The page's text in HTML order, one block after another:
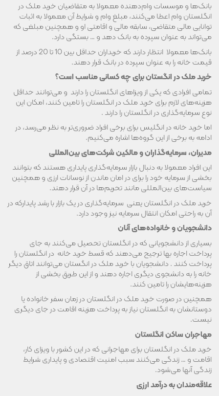
بانک‌ها و موسسات وام‌دهنده معمولا به متقاضیان خرید ملک در
انگلستان وام اعطا می‌کنند، مبلغ وام و شرایط آن معمولا به اثبات
توانایی مالی متقاضی، سابقه مالی و اقامتی او و همچنین مبلغی که
می‌تواند به عنوان سپرده به بانک دهد و … بستگی دارد.
بانک‌ها معمولا انتظار دارند که خریداران حداقل بین 10 تا 20 درصد از
قیمت خانه را به عنوان سپرده در بانک قرار دهند.
خرید ملک در انگستان برای چه کسانی مناسب است؟
تمامی افرادی که یکی از ویزاهای انگلستان را دارند و می‌توانند حداقل
هزینه‌های لازم برای خرید ملک در انگلستان را تامین کنند، امکان این
نوع سرمایه‌گذاری در انگلستان را دارند .
اما خرید خانه در انگلیس برای برخی افراد ضروری‌تر به نظر می‌رسد، در
ادامه به برخی از این گروه‌ها اشاره می‌کنیم.
مدیران، سرمایه‌گذاران و مالکین شرکت‌های بین‌المللی
این افراد معمولا به دنبال بازار سرمایه‌گذاری پایداری هستند که بتوانند
بخشی از سرمایه خود را برای در امان ماندن از نوسانات ارزی و همچنین
سیاست‌های بین‌المللی مانند تحریم‌ها در آن قرار دهند.
خرید ملک در انگلستان یعنی سرمایه‌گذاری در یک بازار با رشد پایدارکه در
آن به راحتی امکان انتقال سرمایه نیز وجود دارد.
دانشجویان و خانواده‌های آنان
بسیاری از دانشجویانی که در انگلستان تحصیل می‌کنند به جای
پرداخت اجاره بها ترجیح می‌دهند که قسط خرید خانه در انگلستان را
پرداخت کنند . دانشجویان با خرید ملک در انگستان می‌توانند اتاق دیگر
خانه را به دانشجوی دیگری اجاره دهند و از این طریق بخشی از
هزینه‌هایشان را تامین کنند.
همچنین در صورت خرید ملک در انگلستان در زمان سفر خانواده یا
دوستانشان به انگلستان نیاز به پرداخت هزینه اقامت در جای دیگری
نیست.
مهاجران ساکن انگلستان
خرید ملک در انگلستان برای مهاجرانی که در این کشور با ویزای کار،
اقامت و … زندگی می‌کنند سبب امنیت اقتصادی و پایداری شرایط
زندگی آنها می‌شود.
علاقه‌مندان به درآمد ارزی